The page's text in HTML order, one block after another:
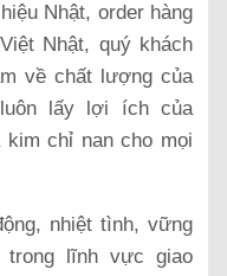
Nhật, order hàng
Nhật, quý khách
về chất lượng của
lấy lợi ích của
kim chỉ nan cho mọi
nhiệt tình, vững
trong lĩnh vực giao